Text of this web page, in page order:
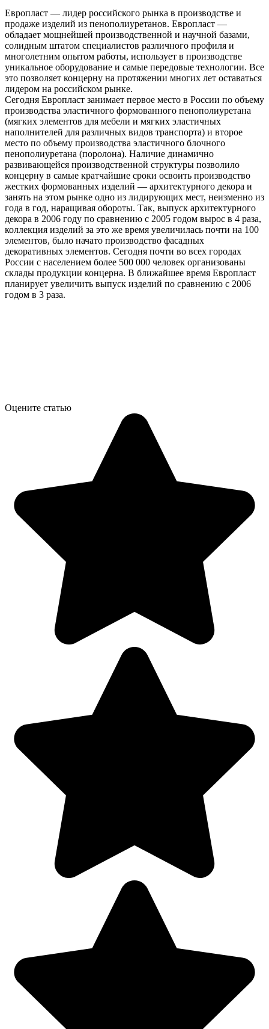
Европласт — лидер российского рынка в производстве и
продаже изделий из пенополиуретанов. Европласт —
обладает мощнейшей производственной и научной базами,
солидным штатом специалистов различного профиля и
многолетним опытом работы, использует в производстве
уникальное оборудование и самые передовые технологии. Все
это позволяет концерну на протяжении многих лет оставаться
лидером на российском рынке.
Сегодня Европласт занимает первое место в России по объему
производства эластичного формованного пенополиуретана
(мягких элементов для мебели и мягких эластичных
наполнителей для различных видов транспорта) и второе
место по объему производства эластичного блочного
пенополиуретана (поролона). Наличие динамично
развивающейся производственной структуры позволило
концерну в самые кратчайшие сроки освоить производство
жестких формованных изделий — архитектурного декора и
занять на этом рынке одно из лидирующих мест, неизменно из
года в год, наращивая обороты. Так, выпуск архитектурного
декора в 2006 году по сравнению с 2005 годом вырос в 4 раза,
коллекция изделий за это же время увеличилась почти на 100
элементов, было начато производство фасадных
декоративных элементов. Сегодня почти во всех городах
России с населением более 500 000 человек организованы
склады продукции концерна. В ближайшее время Европласт
планирует увеличить выпуск изделий по сравнению с 2006
годом в 3 раза.
Оцените статью